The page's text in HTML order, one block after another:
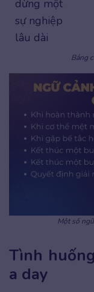
dừng một
sự nghiệp
lâu dài
Bảng
Một số
Tình
a day